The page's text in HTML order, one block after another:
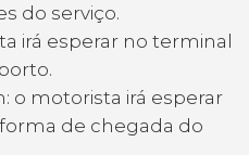
do serviço.
irá esperar no terminal
o motorista irá esperar
de chegada do